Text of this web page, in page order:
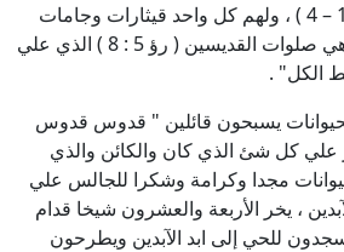
أكاليل من ذهب (رؤ 4 : 1 – 4 ) ، ولهم كل واحد قيثارات وجامات
من ذهب مملوءة بخورا هي صلوات القديسين ( رؤ 5 : 8 ) الذي علي
الكل" .
يسبحون قائلين " قدوس قدوس
علي كل شئ الذي كان والكائن والذي
مجدا وكرامة وشكرا للجالس علي
، يخر الأربعة والعشرون شيخا قدام
للحي إلى ابد الآبدين ويطرحون